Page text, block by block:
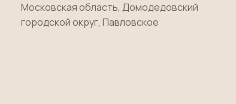
Московская область, Домодедовский
городской округ, Павловское